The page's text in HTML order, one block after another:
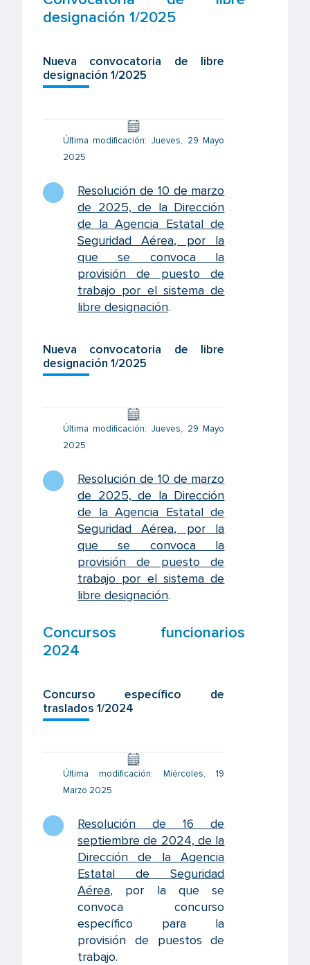
designación 1/2025
Nueva convocatoria de libre
designación 1/2025
Última modificación: Jueves, 29 Mayo
2025
Resolución de 10 de marzo
de 2025, de la Dirección
de la Agencia Estatal de
Seguridad Aérea, por la
que se convoca la
provisión de puesto de
trabajo por el sistema de
libre designación.
Nueva convocatoria de libre
designación 1/2025
Última modificación: Jueves, 29 Mayo
2025
Resolución de 10 de marzo
de 2025, de la Dirección
de la Agencia Estatal de
Seguridad Aérea, por la
que se convoca la
provisión de puesto de
trabajo por el sistema de
libre designación.
Concursos funcionarios
2024
Concurso específico de
traslados 1/2024
Última modificación: Miércoles, 19
Marzo 2025
Resolución de 16 de
septiembre de 2024, de la
Dirección de la Agencia
Estatal de Seguridad
Aérea, por la que se
convoca concurso
específico para la
provisión de puestos de
trabajo.